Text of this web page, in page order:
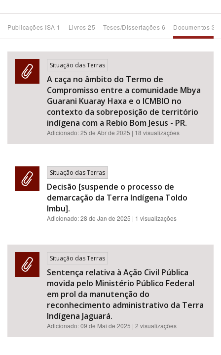
Tema
Subtema
Área de Levantamento
Área Protegida
BUSCAR
Publicações ISA 1 Livros 25 Teses/Dissertações 6 Documentos
Situação das Terras
A caça no âmbito do Termo de
Compromisso entre a comunidade Mbya
Guarani Kuaray Haxa e o ICMBIO no
contexto da sobreposição de território
indígena com a Rebio Bom Jesus - PR.
Adicionado:25 de Abr de 2025 | 18 visualizações
Situação das Terras
Decisão [suspende o processo de
demarcação da Terra Indígena Toldo
Imbu].
Adicionado:28 de Jan de 2025 | 1 visualizações
Situação das Terras
Sentença relativa à Ação Civil Pública
movida pelo Ministério Público Federal
em prol da manutenção do
reconhecimento administrativo da Terra
Indígena Jaguará.
Adicionado:09 de Mai de 2025 | 2 visualizações